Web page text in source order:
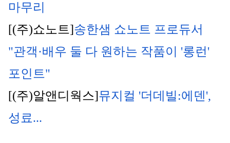
마무리
[(주)쇼노트]송한샘 쇼노트 프로듀서
"관객·배우 둘 다 원하는 작품이 '롱런'
포인트"
[(주)알앤디웍스]뮤지컬 '더데빌:에덴',
성료...